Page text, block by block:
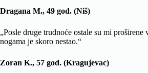
Dragana M., 49 god. (Niš)
„Posle druge trudnoće ostale su mi
nogama je skoro nestao.“
Zoran K., 57 god. (Kragujevac)